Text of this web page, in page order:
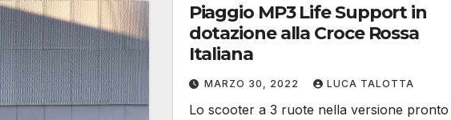
Piaggio MP3 Life Support in
dotazione alla Croce Rossa
Italiana
MARZO 30, 2022 LUCA TALOTTA
Lo scooter a 3 ruote nella versione pronto